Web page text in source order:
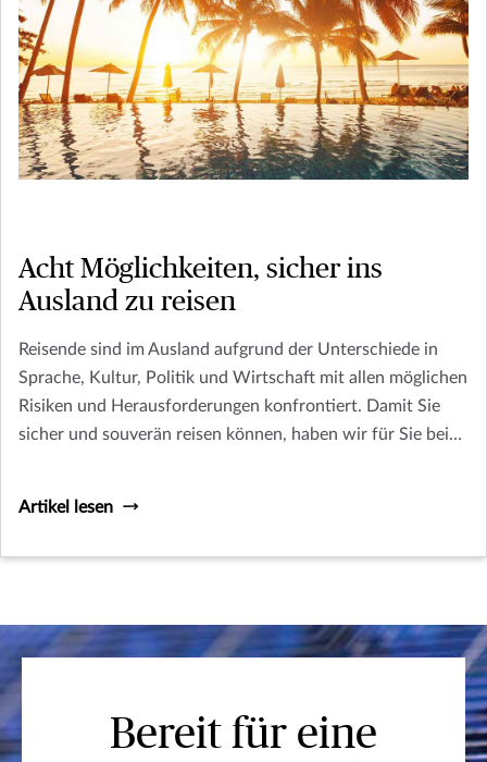
Acht Möglichkeiten, sicher ins
Ausland zu reisen
Reisende sind im Ausland aufgrund der Unterschiede in
Sprache, Kultur, Politik und Wirtschaft mit allen möglichen
Risiken und Herausforderungen konfrontiert. Damit Sie
sicher und souverän reisen können, haben wir für Sie bei
Artikel lesen
Bereit für eine